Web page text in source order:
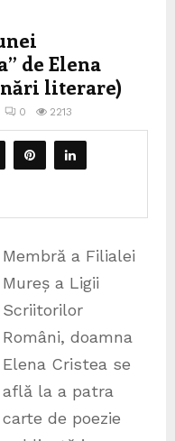
de Elena
literare)
0 2213
Membră a Filialei
Mureș a Ligii
Scriitorilor
Români, doamna
Elena Cristea se
află la a patra
carte de poezie